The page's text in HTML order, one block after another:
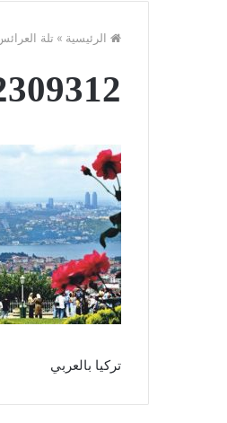
الرئيسية » تلة
تركيا بالعربي